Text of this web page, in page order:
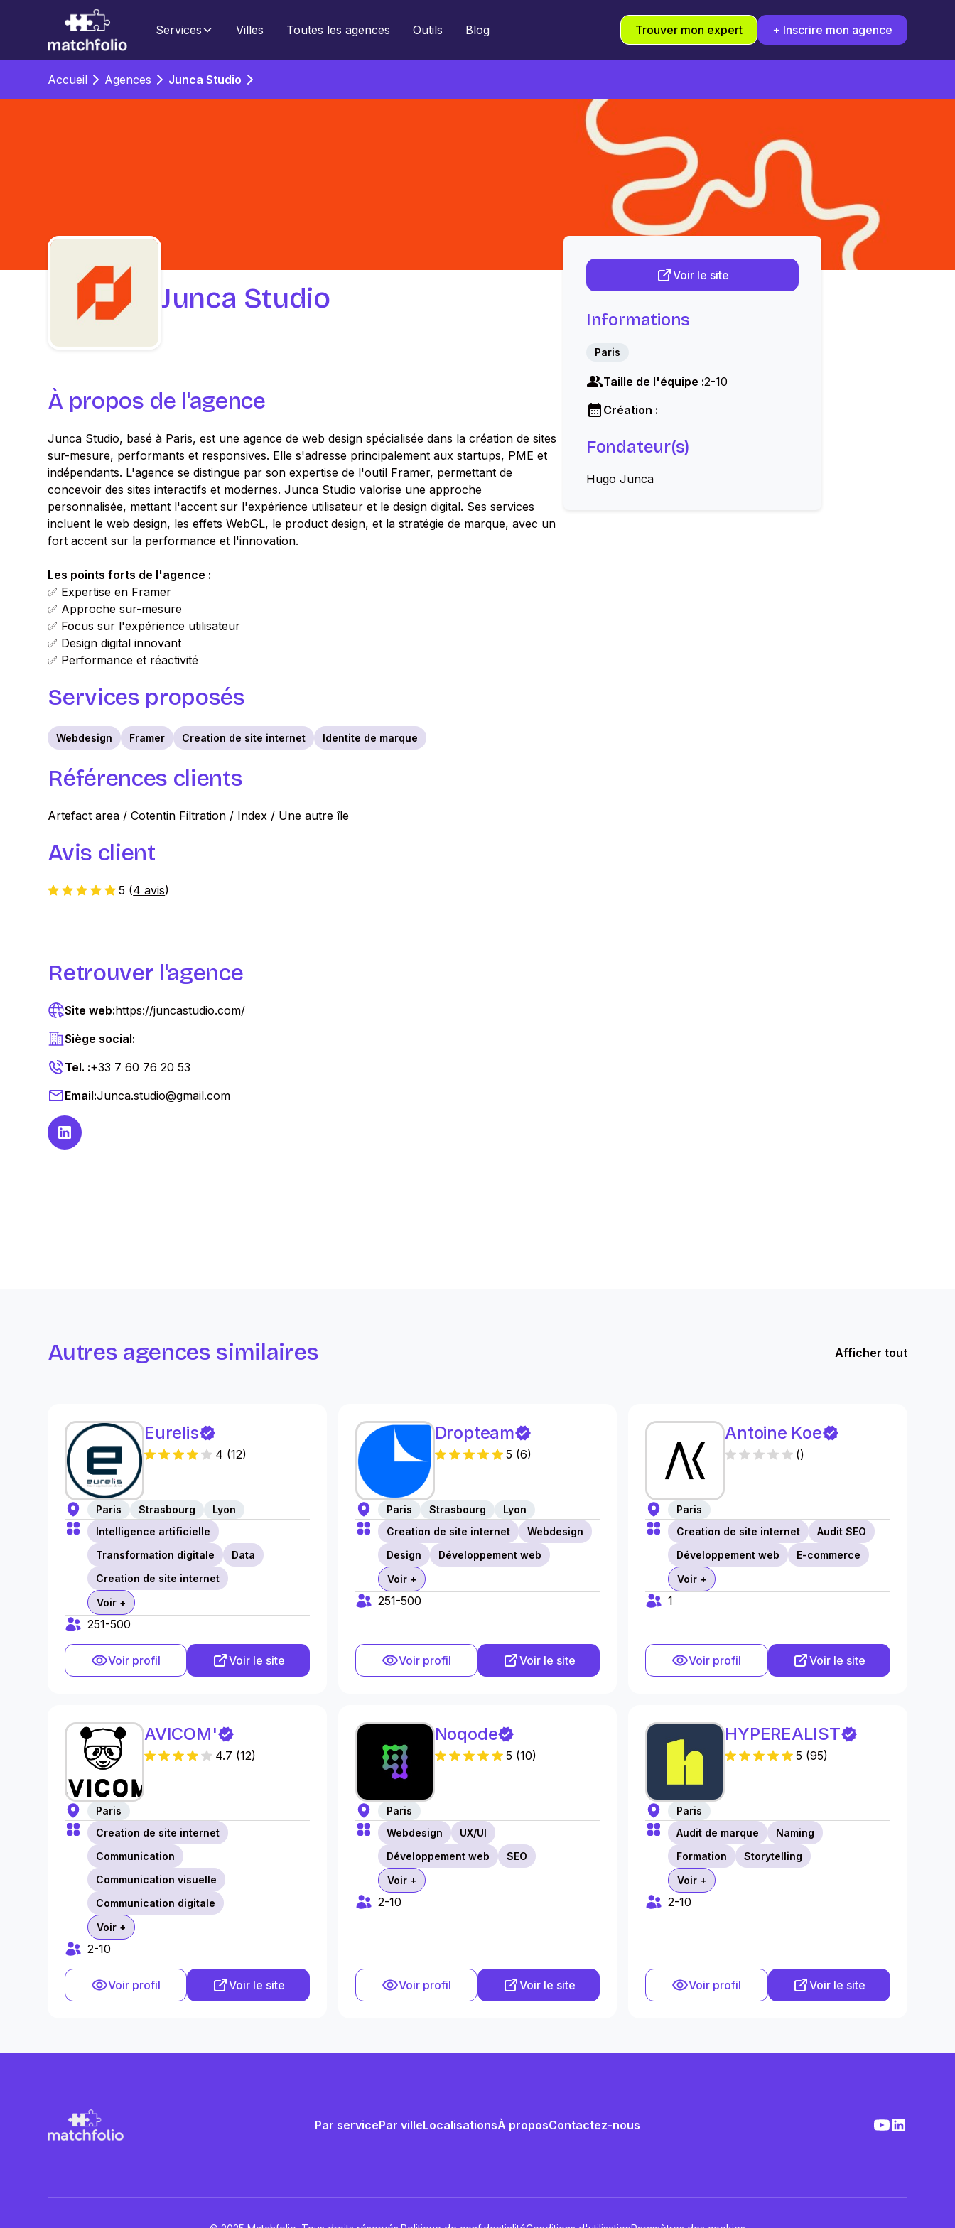
Services Villes Toutes les agences Outils Blog Trouver mon expert + Inscrire mon agence
Accueil Agences Junca Studio
Junca Studio
À propos de l'agence
Junca Studio, basé à Paris, est une agence de web design spécialisée dans la création de sites
sur-mesure, performants et responsives. Elle s'adresse principalement aux startups, PME et
indépendants. L'agence se distingue par son expertise de l'outil Framer, permettant de
concevoir des sites interactifs et modernes. Junca Studio valorise une approche
personnalisée, mettant l'accent sur l'expérience utilisateur et le design digital. Ses services
incluent le web design, les effets WebGL, le product design, et la stratégie de marque, avec un
fort accent sur la performance et l'innovation.
Les points forts de l'agence :
✅ Expertise en Framer
✅ Approche sur-mesure
✅ Focus sur l'expérience utilisateur
✅ Design digital innovant
✅ Performance et réactivité
Services proposés
Webdesign Framer Creation de site internet Identite de marque
Références clients
Artefact area / Cotentin Filtration / Index / Une autre île
Avis client
5 (4 avis)
Voir le site
Informations
Paris
Taille de l'équipe :2-10
Création :
Fondateur(s)
Hugo Junca
Retrouver l'agence
Site web:https://juncastudio.com/
Siège social:
Tel. :+33 7 60 76 20 53
Email:Junca.studio@gmail.com
Autres agences similaires Afficher tout
Eurelis
4 (12)
Paris Strasbourg
Lyon
Intelligence artificielle
Transformation digitale
Data
Creation de site internet
Voir +
251-500
Voir profil Voir le site
Dropteam
5 (6)
Paris Strasbourg
Lyon
Creation de site internet
Webdesign
Design
Développement web
Voir +
251-500
Voir profil Voir le site
Antoine Koe
()
Paris
Creation de site internet
Audit SEO
Développement web
E-commerce
Voir +
1
Voir profil Voir le site
AVICOM'
4.7 (12)
Paris
Creation de site internet
Communication
Communication visuelle
Communication digitale
Voir +
2-10
Voir profil Voir le site
Noqode
5 (10)
Paris
Webdesign
UX/UI
Développement web
SEO
Voir +
2-10
Voir profil Voir le site
HYPEREALIST
5 (95)
Paris
Audit de marque
Naming
Formation
Storytelling
Voir +
2-10
Voir profil Voir le site
Par servicePar villeLocalisationsÀ proposContactez-nous